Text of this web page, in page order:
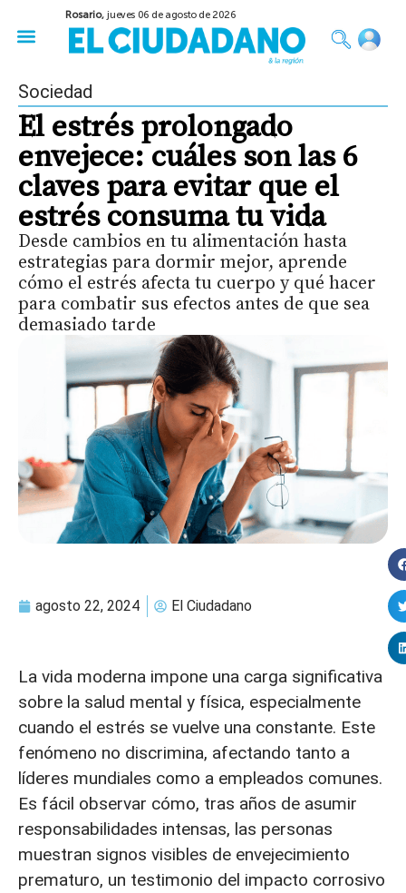
Rosario,jueves 06 de agosto de 2026
Sociedad
El estrés prolongado
envejece: cuáles son las 6
claves para evitar que el
estrés consuma tu vida
Desde cambios en tu alimentación hasta
estrategias para dormir mejor, aprende
cómo el estrés afecta tu cuerpo y qué hacer
para combatir sus efectos antes de que sea
demasiado tarde
agosto 22, 2024 El Ciudadano
La vida moderna impone una carga significativa
sobre la salud mental y física, especialmente
cuando el estrés se vuelve una constante. Este
fenómeno no discrimina, afectando tanto a
líderes mundiales como a empleados comunes.
Es fácil observar cómo, tras años de asumir
responsabilidades intensas, las personas
muestran signos visibles de envejecimiento
prematuro, un testimonio del impacto corrosivo